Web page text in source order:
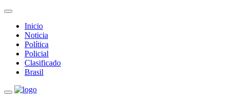
Inicio
Noticia
Política
Policial
Clasificado
Brasil